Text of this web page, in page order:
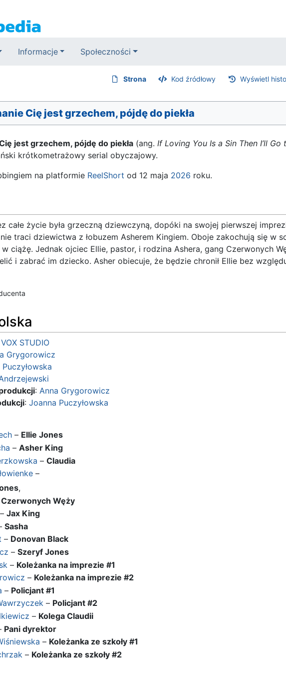
Informacje Społeczności
Strona Kod źródłowy Wyświetl
Cię jest grzechem, pójdę do piekła
jest grzechem, pójdę do piekła (ang. If Loving You Is a Sin Then I’ll Go
krótkometrażowy serial obyczajowy.
na platformie ReelShort od 12 maja 2026 roku.
całe życie była grzeczną dziewczyną, dopóki na swojej pierwszej
traci dziewictwa z łobuzem Asherem Kingiem. Oboje zakochują się w
ciążę. Jednak ojciec Ellie, pastor, i rodzina Ashera, gang Czerwonych
i zabrać im dziecko. Asher obiecuje, że będzie chronił Ellie bez
VOX STUDIO
Grygorowicz
: Anna Grygorowicz
: Joanna Puczyłowska
– Ellie Jones
– Asher King
– Claudia
–
,
Czerwonych Węży
Jax King
Sasha
– Donovan Black
– Szeryf Jones
– Koleżanka na imprezie #1
– Koleżanka na imprezie #2
– Policjant #1
– Policjant #2
– Kolega Claudii
Pani dyrektor
– Koleżanka ze szkoły #1
– Koleżanka ze szkoły #2